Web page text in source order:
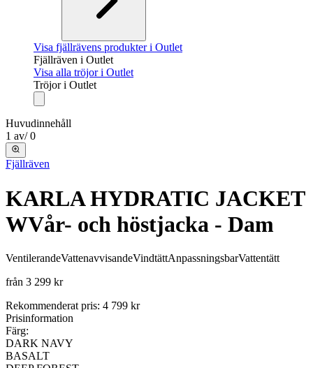
Visa fjällrävens produkter i Outlet
Fjällräven i Outlet
Visa alla tröjor i Outlet
Tröjor i Outlet
Huvudinnehåll
1 av/ 0
Fjällräven
KARLA HYDRATIC JACKET
WVår- och höstjacka - Dam
VentilerandeVattenavvisandeVindtättAnpassningsbarVattentätt
från 3 299 kr
Rekommenderat pris: 4 799 kr
Prisinformation
Färg:
DARK NAVY
BASALT